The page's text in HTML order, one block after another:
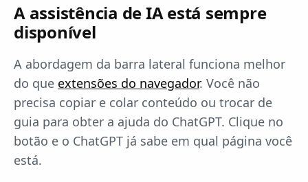
A assistência de IA está sempre
disponível
A abordagem da barra lateral funciona melhor
do que extensões do navegador. Você não
precisa copiar e colar conteúdo ou trocar de
guia para obter a ajuda do ChatGPT. Clique no
botão e o ChatGPT já sabe em qual página você
está.